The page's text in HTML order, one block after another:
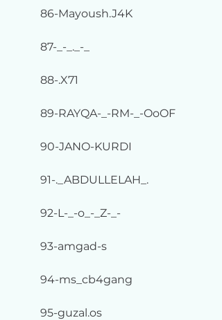
86-Mayoush.J4K
87-_-_._-_
88-.X71
89-RAYQA-_-RM-_-OoOF
90-JANO-KURDI
91-._ABDULLELAH_.
92-L-_-o_-_Z-_-
93-amgad-s
94-ms_cb4gang
95-guzal.os